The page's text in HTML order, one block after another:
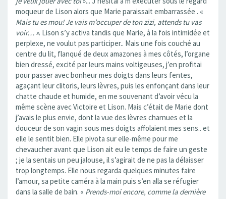
moqueur de Lison alors que Marie paraissait embarrassée . «
Mais tu es mou! Je vais m’occuper de ton zizi, attends tu vas
voir… ». Lison s’y activa tandis que Marie, à la fois intimidée et
perplexe, ne voulut pas participer.. Mais une fois couché au
centre du lit, flanqué de deux amazones à mes côtés, l’organe
bien dressé, excité par leurs mains voltigeuses, j’en profitai
pour passer avec bonheur mes doigts dans leurs fentes,
agaçant leur clitoris, leurs lèvres, puis les enfonçant dans leur
chatte chaude et humide, en me souvenant d’avoir vécu la
même scène avec Victoire et Lison. Mais c’était de Marie dont
j’avais le plus envie, dont la vue des lèvres charnues et la
douceur de son vagin sous mes doigts affolaient mes sens.. et
elle le sentit bien. Elle pivota sur elle-même pour me
chevaucher avant que Lison ait eu le temps de faire un geste
; je la sentais un peu jalouse, il s’agirait de ne pas la délaisser
trop longtemps. Elle nous regarda quelques minutes faire
l’amour, sa petite caméra à la main puis s’en alla se réfugier
dans la salle de bain. « Prends-moi encore, comme la dernière